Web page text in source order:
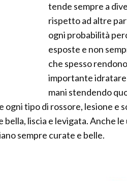
tende sempre a
rispetto ad altre
ogni probabilità
esposte e non
che spesso
importante
mani stendendo
tipo di rossore, lesione e
bella, liscia e levigata. Anche
sempre curate e belle.